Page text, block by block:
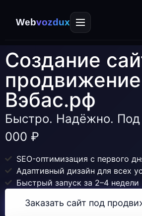
Webvozdux
Создание
Вэбас.рф
Быстро. Надёжно. Под
000 ₽
SEO-оптимизация с первого
Адаптивный дизайн для всех
Быстрый запуск за 2–4 недели
Заказать сайт под